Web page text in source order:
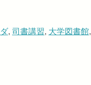
, 司書講習, 大学図書館,